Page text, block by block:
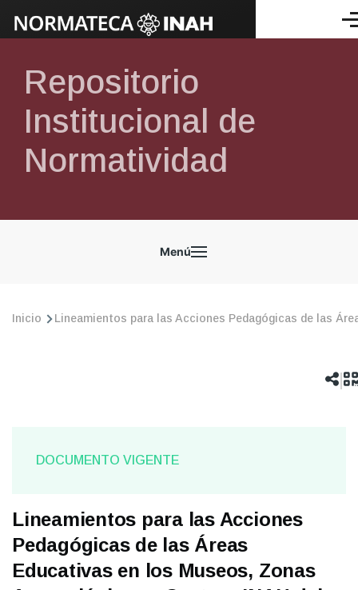
Pasar al contenido principal
Repositorio
Institucional de
Normatividad
Menú
Ruta
Inicio Lineamientos para las Acciones Pedagógicas de las
|
DOCUMENTO VIGENTE
Lineamientos para las Acciones
Pedagógicas de las Áreas
Educativas en los Museos, Zonas